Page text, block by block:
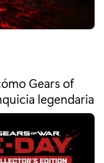
l
a
m
u
n
i
Gears of
legendaria